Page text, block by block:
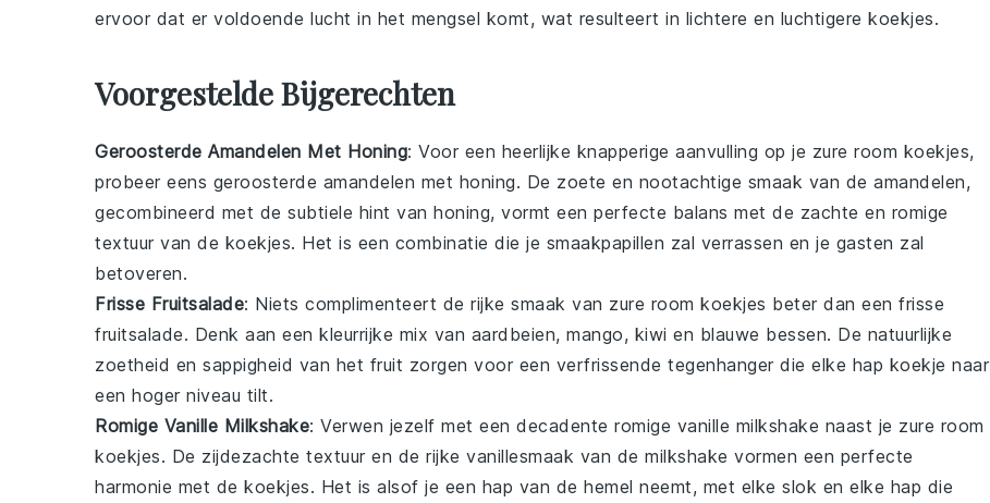
ervoor dat er voldoende lucht in het mengsel komt, wat resulteert in lichtere en luchtigere koekjes.
Voorgestelde Bijgerechten
Geroosterde Amandelen Met Honing: Voor een heerlijke knapperige aanvulling op je zure room koekjes,
probeer eens geroosterde amandelen met honing. De zoete en nootachtige smaak van de amandelen,
gecombineerd met de subtiele hint van honing, vormt een perfecte balans met de zachte en romige
textuur van de koekjes. Het is een combinatie die je smaakpapillen zal verrassen en je gasten zal
betoveren.
Frisse Fruitsalade: Niets complimenteert de rijke smaak van zure room koekjes beter dan een frisse
fruitsalade. Denk aan een kleurrijke mix van aardbeien, mango, kiwi en blauwe bessen. De natuurlijke
zoetheid en sappigheid van het fruit zorgen voor een verfrissende tegenhanger die elke hap koekje naar
een hoger niveau tilt.
Romige Vanille Milkshake: Verwen jezelf met een decadente romige vanille milkshake naast je zure room
koekjes. De zijdezachte textuur en de rijke vanillesmaak van de milkshake vormen een perfecte
harmonie met de koekjes. Het is alsof je een hap van de hemel neemt, met elke slok en elke hap die